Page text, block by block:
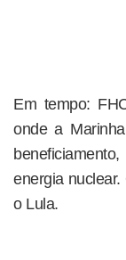
Em tempo:
onde a
energia
o Lula.